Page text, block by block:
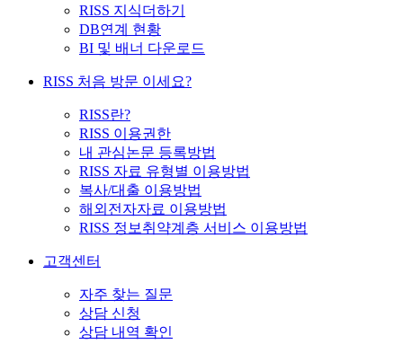
RISS 지식더하기
DB연계 현황
BI 및 배너 다운로드
RISS 처음 방문 이세요?
RISS란?
RISS 이용권한
내 관심논문 등록방법
RISS 자료 유형별 이용방법
복사/대출 이용방법
해외전자자료 이용방법
RISS 정보취약계층 서비스 이용방법
고객센터
자주 찾는 질문
상담 신청
상담 내역 확인